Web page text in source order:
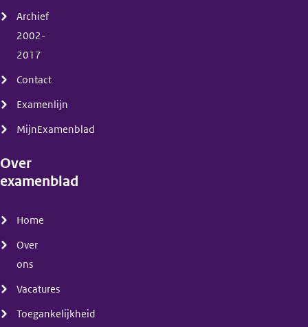
Archief
2002-
2017
Contact
Examenlijn
MijnExamenblad
Over
examenblad
Home
Over
ons
Vacatures
Toegankelijkheid